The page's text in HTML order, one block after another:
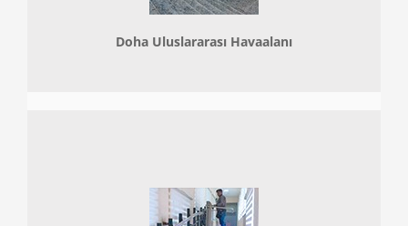
Doha Uluslararası Havaalanı